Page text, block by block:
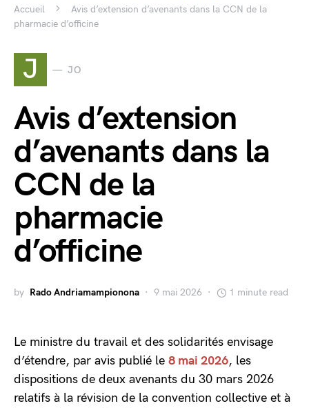
Accueil
Avis d’extension d’avenants dans la CCN de la
pharmacie d’officine
J JO
Avis d’extension
d’avenants dans la
CCN de la
pharmacie
d’officine
by Rado Andriamampionona 9 mai 2026 1 minute read
Le ministre du travail et des solidarités envisage
d’étendre, par avis publié le 8 mai 2026, les
dispositions de deux avenants du 30 mars 2026
relatifs à la révision de la convention collective et à